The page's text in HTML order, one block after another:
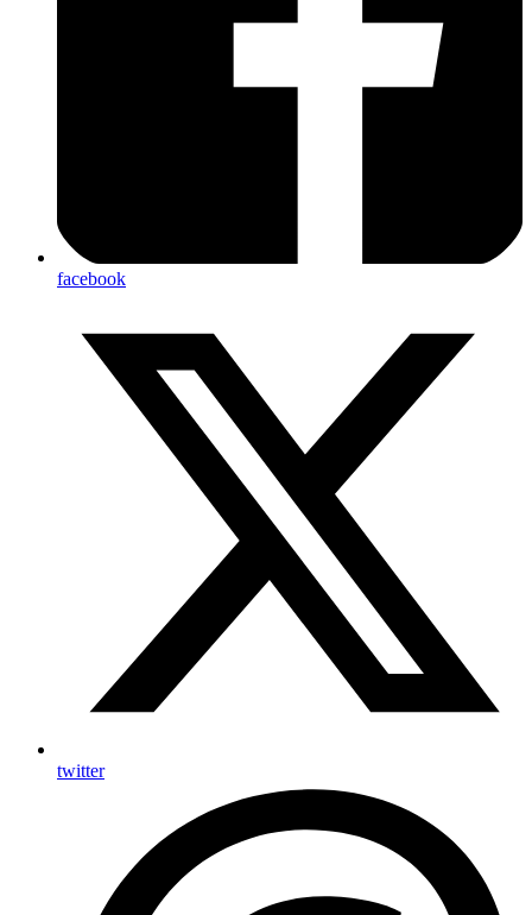
facebook
twitter